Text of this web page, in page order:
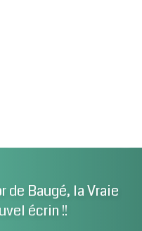
de Baugé, la Vraie
écrin !!